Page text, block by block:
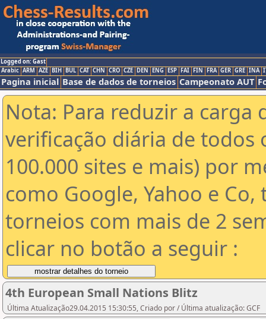
Logged on: Gast
Arabic ARM AZE BIH BUL CAT CHN CRO CZE DEN ENG ESP FAI FIN FRA GER GRE INA
Pagina inicial Base de dados de torneios Campeonato AUT
Nota: Para reduzir a carga
verificação diária de todos
100.000 sites e mais) por
como Google, Yahoo e
torneios com mais de 2
clicar no botão a seguir :
4th European Small Nations Blitz
Última Atualização29.04.2015 15:30:55, Criado por / Última atualização: GCF